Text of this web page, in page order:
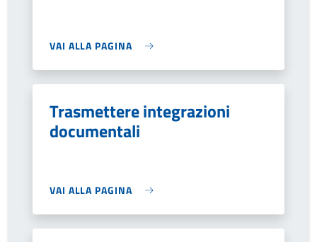
VAI ALLA PAGINA
Trasmettere integrazioni
documentali
VAI ALLA PAGINA